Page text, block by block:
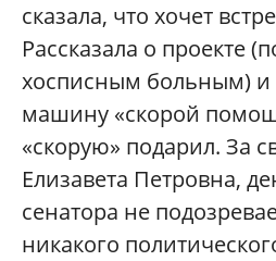
сказала, что хочет
Рассказала о проекте
хосписным больным) и
машину «скорой
«скорую» подарил. За
Елизавета Петровна,
сенатора не
никакого